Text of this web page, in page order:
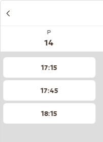
P
14
17:15
17:45
18:15